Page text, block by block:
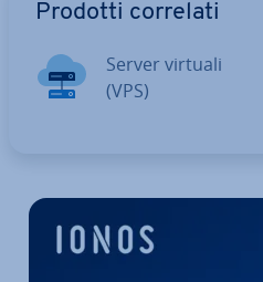
Prodotti correlati
Server virtuali
(VPS)